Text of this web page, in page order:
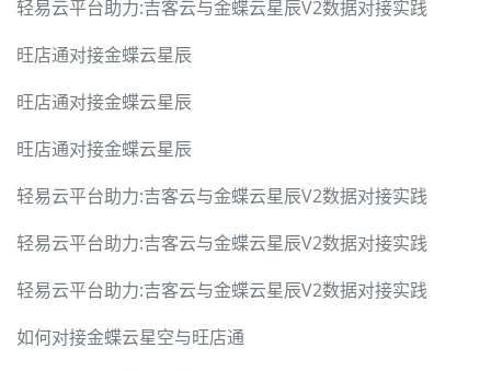
轻易云平台助力:吉客云与金蝶云星辰V2数据对接实践
旺店通对接金蝶云星辰
旺店通对接金蝶云星辰
旺店通对接金蝶云星辰
轻易云平台助力:吉客云与金蝶云星辰V2数据对接实践
轻易云平台助力:吉客云与金蝶云星辰V2数据对接实践
轻易云平台助力:吉客云与金蝶云星辰V2数据对接实践
如何对接金蝶云星空与旺店通